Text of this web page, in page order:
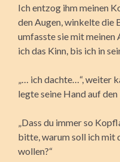
Ich entzog ihm meinen
den Augen, winkelte die
umfasste sie mit meinen
ich das Kinn, bis ich in
„… ich dachte…“, weiter
legte seine Hand auf
„Dass du immer so
bitte, warum soll ich mit
wollen?“